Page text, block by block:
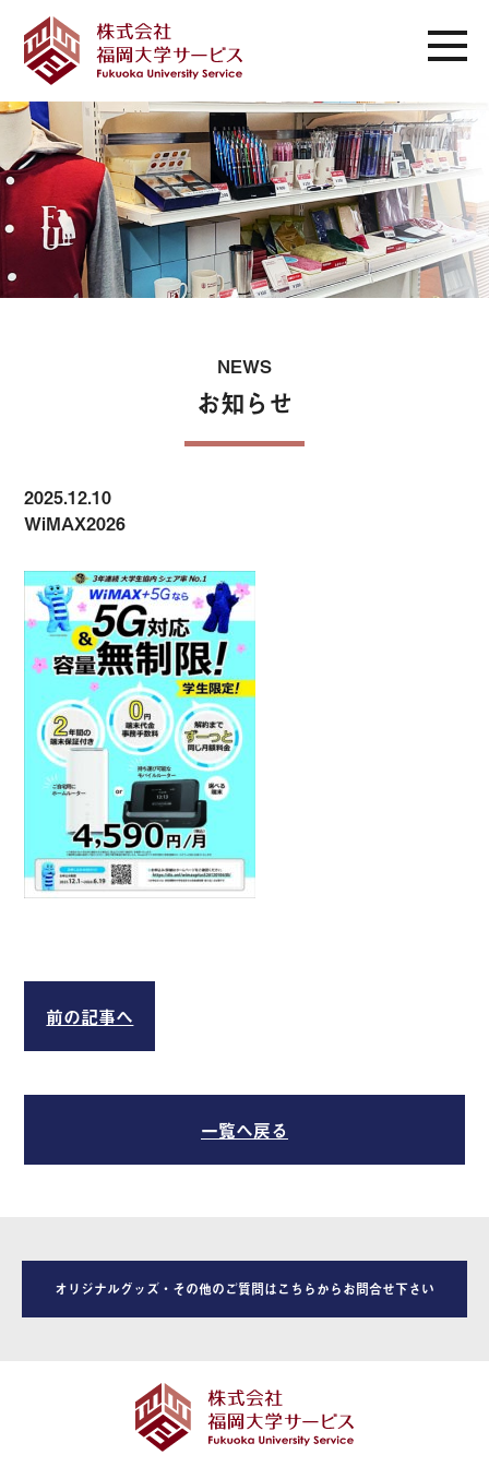
NEWS
お知らせ
2025.12.10
WiMAX2026
前の記事へ
一覧へ戻る
オリジナルグッズ・その他のご質問はこちらからお問合せ下さい